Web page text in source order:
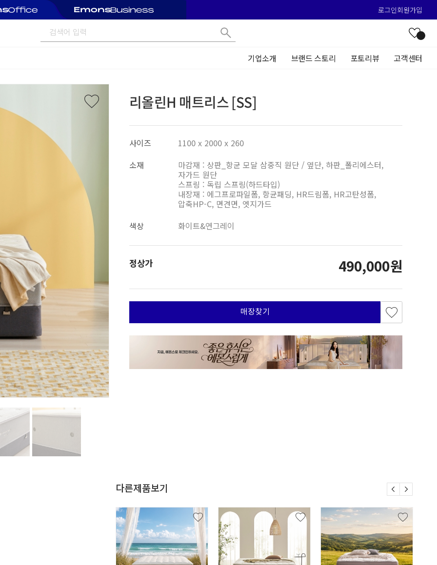
로그인회원가입
기업소개 브랜드 스토리 포토리뷰 고객센터
리올린H 매트리스 [SS]
사이즈
1100 x 2000 x 260
소재
마감재 : 상판_항균 모달 삼중직 원단 / 옆단, 하판_폴리에스터,
자가드 원단
스프링 : 독립 스프링(하드타입)
내장재 : 에그프로파일폼, 항균패딩, HR드림폼, HR고탄성폼,
압축HP-C, 면견면, 엣지가드
색상
화이트&연그레이
정상가 490,000원
매장찾기
다른제품보기